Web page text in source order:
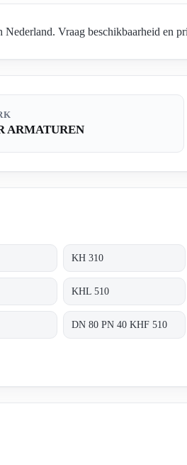
Vraag beschikbaarheid en
ARMATUREN
KH 310
KHL 510
DN 80 PN 40 KHF 510